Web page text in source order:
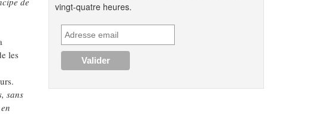
les
sans
vingt-quatre heures.